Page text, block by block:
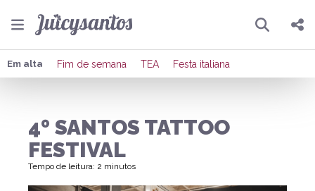
Pesquisar
Compartilhar
Enviar por Whatsapp
Em alta Fim de semana TEA Festa italiana
4º SANTOS TATTOO
FESTIVAL
Tempo de leitura: 2 minutos